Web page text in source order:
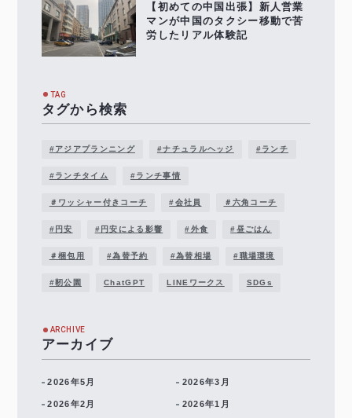
【初めての中国出張】新人営業
マンが中国のタクシー移動で苦
労したリアル体験記
TAG
タグから検索
#アジアプランニング #ナチュラルヘッジ #ランチ
#ランチタイム #ランチ事情
＃ワッシャー付きコーチ #会社員 ＃六角コーチ
#円安 #円安による影響 #外食 #昼ごはん
＃梱包用 #為替予約 #為替相場 #職場環境
#靭公園 ChatGPT LINEワークス SDGs
ARCHIVE
アーカイブ
2026年5月 2026年3月
2026年2月 2026年1月